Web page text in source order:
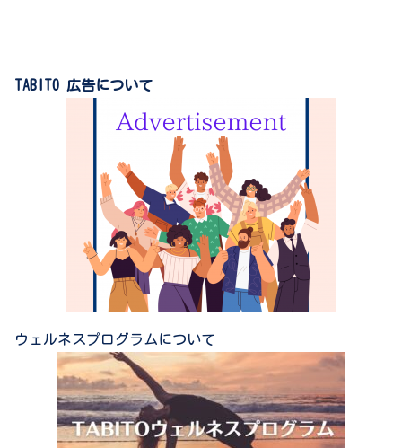
TABITO 広告について
ウェルネスプログラムについて